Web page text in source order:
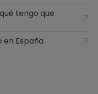
tengo que
España